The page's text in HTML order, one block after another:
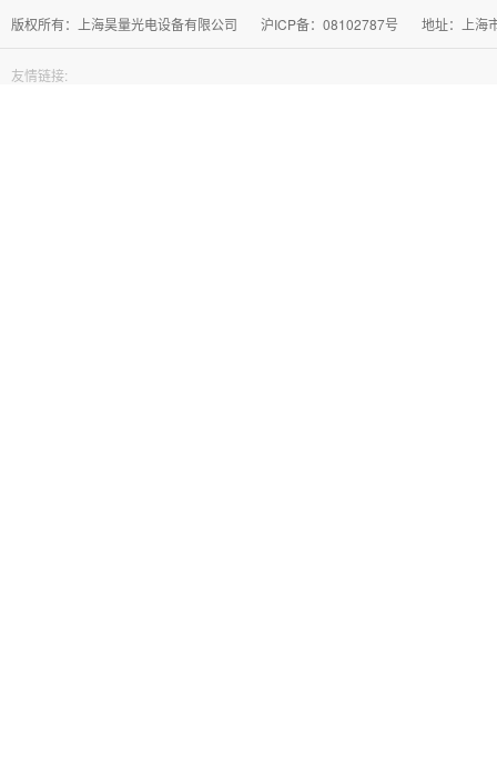
版权所有：上海昊量光电设备有限公司 沪ICP备：08102787号 地址：上海
友情链接: